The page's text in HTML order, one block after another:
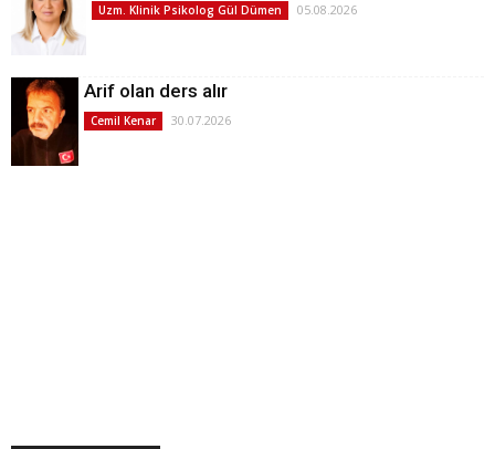
Uzm. Klinik Psikolog Gül Dümen 05.08.2026
Arif olan ders alır
Cemil Kenar 30.07.2026